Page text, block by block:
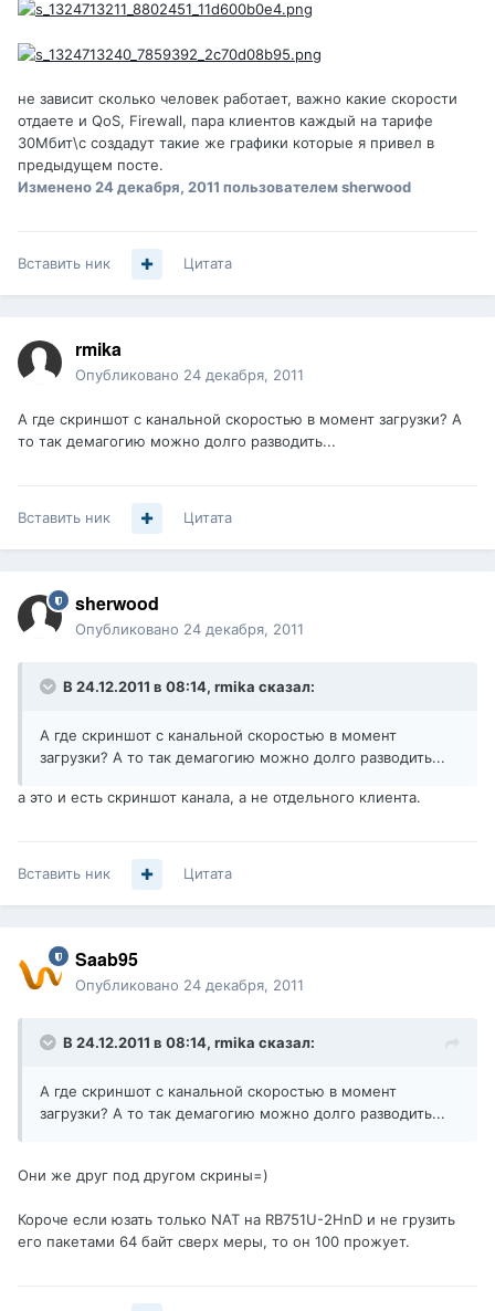
не зависит сколько человек работает, важно какие скорости
отдаете и QoS, Firewall, пара клиентов каждый на тарифе
30Мбит\с создадут такие же графики которые я привел в
предыдущем посте.
Изменено24 декабря, 2011 пользователем sherwood
Вставить ник Цитата
rmika
Опубликовано 24 декабря, 2011
А где скриншот с канальной скоростью в момент загрузки? А
то так демагогию можно долго разводить...
Вставить ник Цитата
sherwood
Опубликовано 24 декабря, 2011
В 24.12.2011 в 08:14, rmika сказал:
А где скриншот с канальной скоростью в момент
загрузки? А то так демагогию можно долго разводить...
а это и есть скриншот канала, а не отдельного клиента.
Вставить ник Цитата
Saab95
Опубликовано 24 декабря, 2011
В 24.12.2011 в 08:14, rmika сказал:
А где скриншот с канальной скоростью в момент
загрузки? А то так демагогию можно долго разводить...
Они же друг под другом скрины=)
Короче если юзать только NAT на RB751U-2HnD и не грузить
его пакетами 64 байт сверх меры, то он 100 прожует.